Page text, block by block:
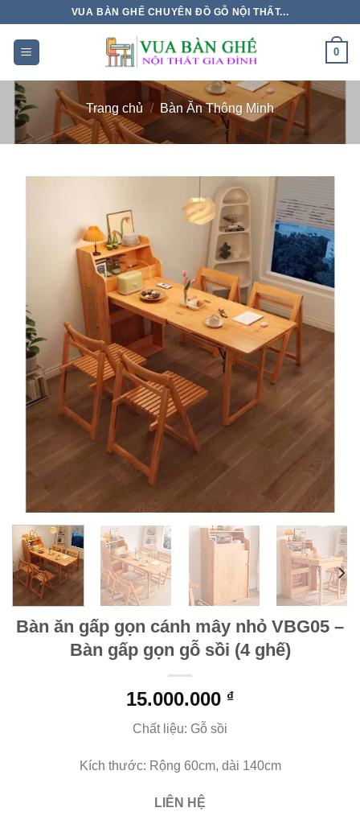
dung
VUA BÀN GHẾ CHUYÊN ĐỒ GỖ NỘI THẤT...
0
Trang chủ / Bàn Ăn Thông Minh
Bàn ăn gấp gọn cánh mây nhỏ VBG05 –
Bàn gấp gọn gỗ sồi (4 ghế)
15.000.000 ₫
Chất liệu: Gỗ sồi
Kích thước: Rộng 60cm, dài 140cm
LIÊN HỆ